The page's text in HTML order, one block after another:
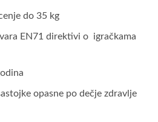
do 35 kg
EN71 direktivi o igračkama
opasne po dečje zdravlje